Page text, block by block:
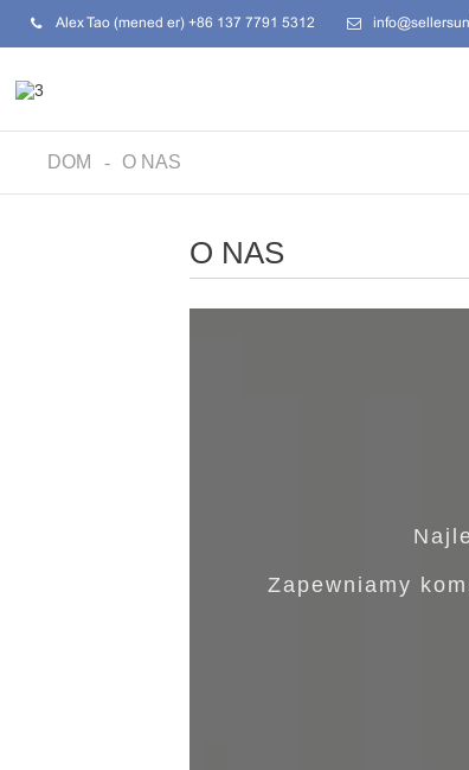
Alex Tao (menedżer) +86 137 7791 5312
DOM O NAS
O NAS
Zapewniamy